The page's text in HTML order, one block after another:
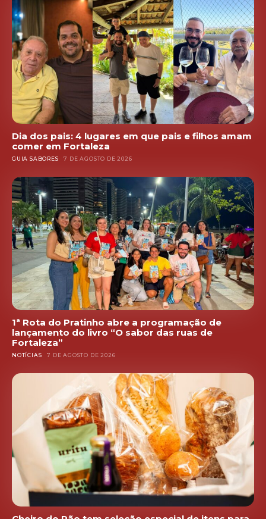
Dia dos pais: 4 lugares em que pais e filhos amam
comer em Fortaleza
GUIA SABORES 7 DE AGOSTO DE 2026
1ª Rota do Pratinho abre a programação de
lançamento do livro “O sabor das ruas de
Fortaleza”
NOTÍCIAS 7 DE AGOSTO DE 2026